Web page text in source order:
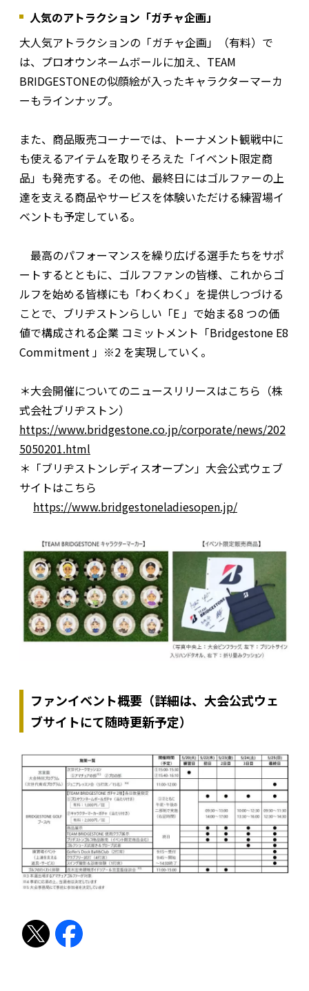
人気のアトラクション「ガチャ企画」
大人気アトラクションの「ガチャ企画」（有料）で
は、プロオウンネームボールに加え、TEAM
BRIDGESTONEの似顔絵が入ったキャラクターマーカ
ーもラインナップ。
また、商品販売コーナーでは、トーナメント観戦中に
も使えるアイテムを取りそろえた「イベント限定商
品」も発売する。その他、最終日にはゴルファーの上
達を支える商品やサービスを体験いただける練習場イ
ベントも予定している。
最高のパフォーマンスを繰り広げる選手たちをサポ
ートするとともに、ゴルフファンの皆様、これからゴ
ルフを始める皆様にも「わくわく」を提供しつづける
ことで、ブリヂストンらしい「E 」で始まる8 つの価
値で構成される企業 コミットメント「Bridgestone E8
Commitment 」※2 を実現していく。
＊大会開催についてのニュースリリースはこちら（株
式会社ブリヂストン）
https://www.bridgestone.co.jp/corporate/news/202
5050201.html
＊「ブリヂストンレディスオープン」大会公式ウェブ
サイトはこちら
https://www.bridgestoneladiesopen.jp/
ファンイベント概要（詳細は、大会公式ウェ
ブサイトにて随時更新予定）